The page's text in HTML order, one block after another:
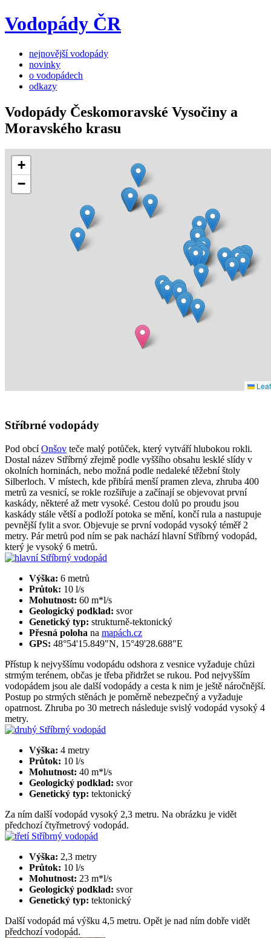
Vodopády ČR
nejnovější vodopády
novinky
o vodopádech
odkazy
Vodopády Českomoravské Vysočiny a
Moravského krasu
+
−
Stříbrné vodopády
Pod obcíOnšov teče malý potůček, který vytváří hlubokou rokli.
Dostal název Stříbrný zřejmě podle vyššího obsahu lesklé slídy v
okolních horninách, nebo možná podle nedaleké těžební štoly
Silberloch. V místech, kde přibírá menší pramen zleva, zhruba 400
metrů za vesnicí, se rokle rozšiřuje a začínají se objevovat první
kaskády, některé až metr vysoké. Cestou dolů po proudu jsou
kaskády stále větší a podloží potoka se mění, končí rula a nastupuje
pevnější fylit a svor. Objevuje se první vodopád vysoký téměř 2
metry. Pár metrů pod ním se pak nachází hlavní Stříbrný vodopád,
který je vysoký 6 metrů.
Výška: 6 metrů
Průtok: 10 l/s
Mohutnost: 60 m*l/s
Geologický podklad: svor
Genetický typ: strukturně-tektonický
Přesná poloha na mapách.cz
GPS: 48°54'15.849"N, 15°49'28.688"E
Přístup k nejvyššímu vodopádu odshora z vesnice vyžaduje chůzi
strmým terénem, občas je třeba přidržet se rukou. Pod nejvyšším
vodopádem jsou ale další vodopády a cesta k nim je ještě náročnější.
Postup po strmých stěnách je poměrně nebezpečný a vyžaduje
opatrnost. Zhruba po 30 metrech následuje svislý vodopád vysoký 4
metry.
Výška: 4 metry
Průtok: 10 l/s
Mohutnost: 40 m*l/s
Geologický podklad: svor
Genetický typ: tektonický
Za ním další vodopád vysoký 2,3 metru. Na obrázku je vidět
předchozí čtyřmetrový vodopád.
Výška: 2,3 metry
Průtok: 10 l/s
Mohutnost: 23 m*l/s
Geologický podklad: svor
Genetický typ: tektonický
Další vodopád má výšku 4,5 metru. Opět je nad ním dobře vidět
předchozí vodopád.